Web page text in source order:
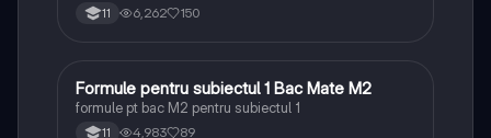
11 6,262 150
Matematică
Formule pentru subiectul 1 Bac Mate M2
formule pt bac M2 pentru subiectul 1
11 4,983 89